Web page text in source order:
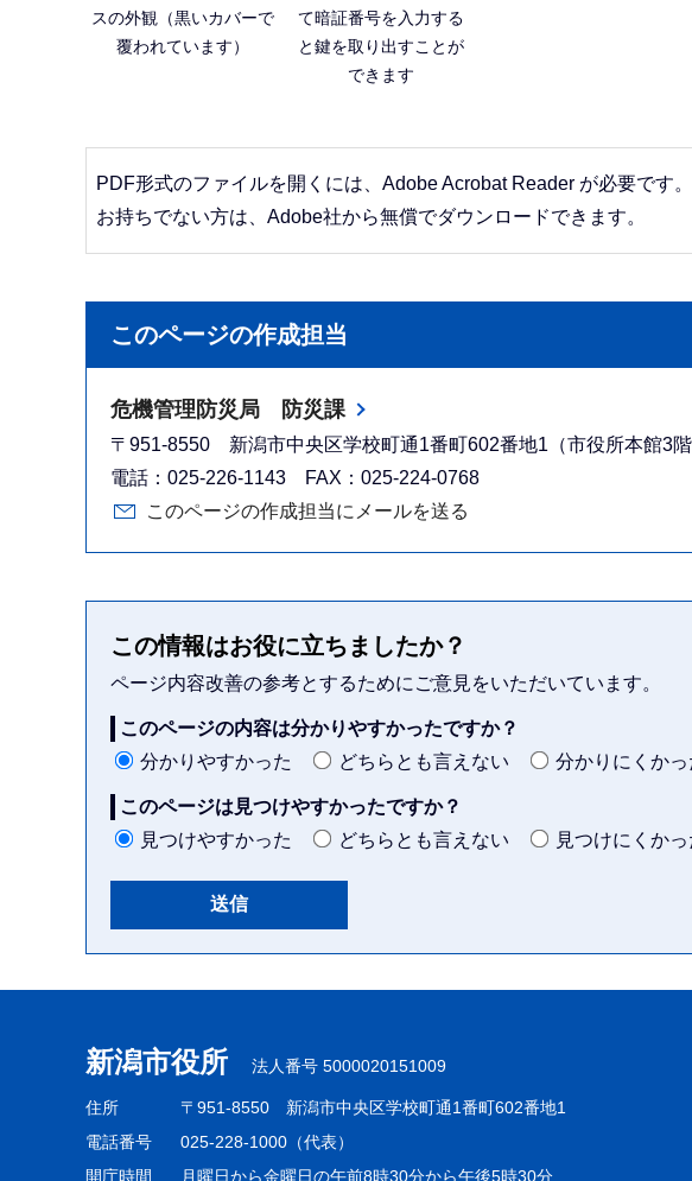
スの外観（黒いカバーで
覆われています）
て暗証番号を入力する
と鍵を取り出すことが
できます
PDF形式のファイルを開くには、Adobe Acrobat Reader が必要です。
お持ちでない方は、Adobe社から無償でダウンロードできます。
このページの作成担当
危機管理防災局 防災課
〒951-8550 新潟市中央区学校町通1番町602番地1（市役所本館3階
電話：025-226-1143 FAX：025-224-0768
このページの作成担当にメールを送る
この情報はお役に立ちましたか？
ページ内容改善の参考とするためにご意見をいただいています。
このページの内容は分かりやすかったですか？
分かりやすかった
どちらとも言えない 分かりにくかっ
このページは見つけやすかったですか？
見つけやすかった
どちらとも言えない 見つけにくかっ
こ
ま
で
新潟市役所 法人番号 5000020151009
住所 〒951-8550 新潟市中央区学校町通1番町602番地1
電話番号
025-228-1000（代表）
開庁時間
月曜日から金曜日の午前8時30分から午後5時30分